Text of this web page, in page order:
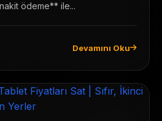
ödeme** ile...
Devamını Oku